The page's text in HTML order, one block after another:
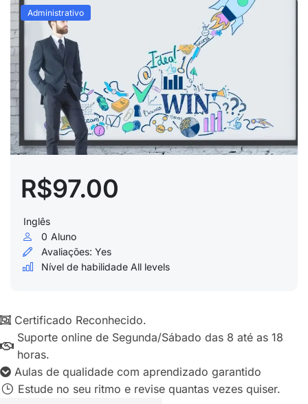
Certificado Reconhecido.
Suporte online de Segunda/Sábado das 8 até as 18
horas.
Aulas de qualidade com aprendizado garantido
Estude no seu ritmo e revise quantas vezes quiser.
Administrativo
R$97.00
Inglês
0 Aluno
Avaliações: Yes
Nível de habilidade All levels